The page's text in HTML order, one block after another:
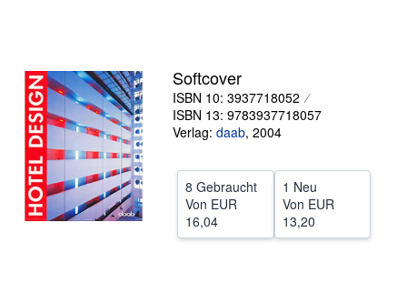
Kunst & Sammlerstücke
Verkäufer
Verkäufer werden
Hilfe
SCHLIESSEN
Softcover
ISBN 10: 3937718052
ISBN 13: 9783937718057
Verlag: daab, 2004
8 Gebraucht
Von EUR
16,04
1 Neu
Von EUR
13,20